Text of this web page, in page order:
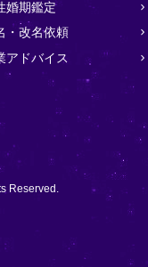
婚期鑑定
・改名依頼
アドバイス
Reserved.